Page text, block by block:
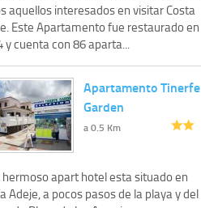
aquellos interesados en visitar Costa
Este Apartamento fue restaurado en
y cuenta con 86 aparta...
Apartamento Tinerfe
Garden
a 0.5 Km
hermoso apart hotel esta situado en
Adeje, a pocos pasos de la playa y del